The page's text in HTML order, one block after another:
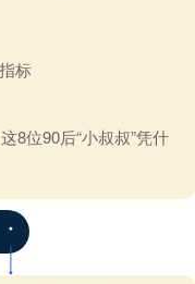
标
8位90后“小叔叔”凭什